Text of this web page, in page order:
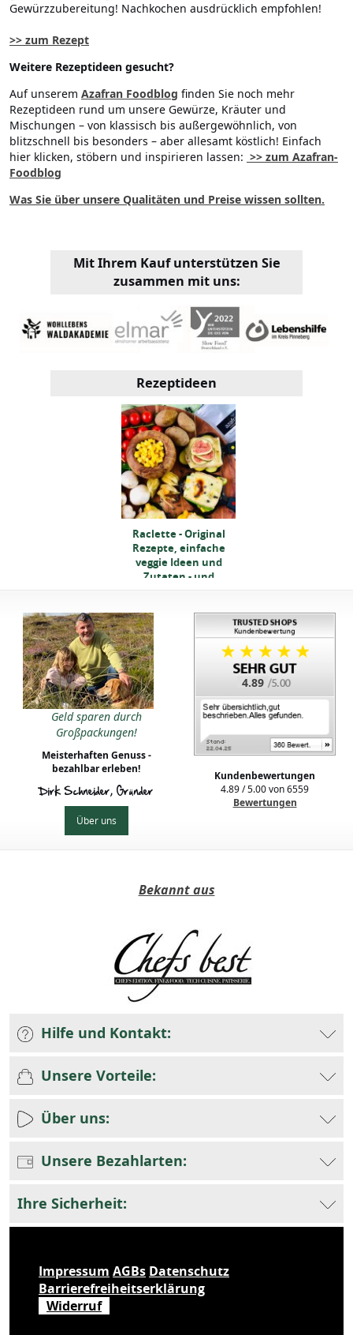
Gewürzzubereitung! Nachkochen ausdrücklich empfohlen!
>> zum Rezept
Weitere Rezeptideen gesucht?
Auf unserem Azafran Foodblog finden Sie noch mehr
Rezeptideen rund um unsere Gewürze, Kräuter und
Mischungen – von klassisch bis außergewöhnlich, von
blitzschnell bis besonders – aber allesamt köstlich! Einfach
hier klicken, stöbern und inspirieren lassen: >> zum Azafran-
Foodblog
Was Sie über unsere Qualitäten und Preise wissen sollten.
Mit Ihrem Kauf unterstützen Sie
zusammen mit uns:
Rezeptideen
Raclette - Original
Rezepte, einfache
veggie Ideen und
Zutaten - und
- Original
einfache
Ideen und
Zutaten - und
Checkliste
Geld sparen durch
Großpackungen!
Meisterhaften Genuss -
bezahlbar erleben!
Dirk Schneider, Gründer
Über uns
4.89
Kundenbewertungen
4.89/5.00von6559
Bewertungen
Bekannt aus
Hilfe und Kontakt:
Unsere Vorteile:
Über uns:
Unsere Bezahlarten:
Ihre Sicherheit:
Impressum AGBs Datenschutz
Barrierefreiheitserklärung
Widerruf